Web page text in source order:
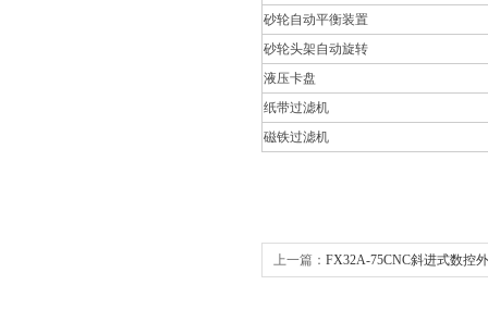
砂轮自动平衡装置
砂轮头架自动旋转
液压卡盘
纸带过滤机
磁铁过滤机
上一篇： FX32A-75CNC斜进式数控